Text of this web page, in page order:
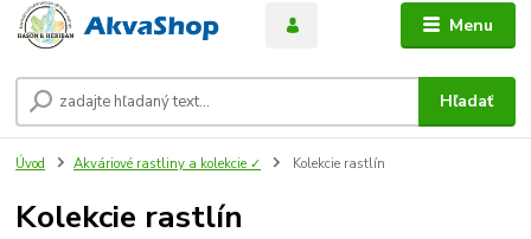
Menu
Hľadať
Úvod Akváriové rastliny a kolekcie ✓ Kolekcie rastlín
Kolekcie rastlín